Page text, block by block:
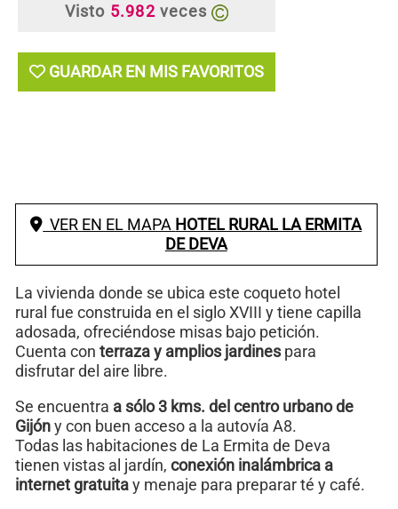
Visto 5.982 veces
GUARDAR EN MIS FAVORITOS
VER EN EL MAPA HOTEL RURAL LA ERMITA
DE DEVA
La vivienda donde se ubica este coqueto hotel
rural fue construida en el siglo XVIII y tiene capilla
adosada, ofreciéndose misas bajo petición.
Cuenta con terraza y amplios jardinespara
disfrutar del aire libre.
Se encuentra a sólo 3 kms. del centro urbano de
Gijóny con buen acceso a la autovía A8.
Todas las habitaciones de La Ermita de Deva
tienen vistas al jardín, conexión inalámbrica a
internet gratuitay menaje para preparar té y café.